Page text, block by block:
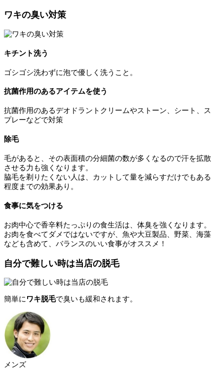
ワキの臭い対策
キチント洗う
ゴシゴシ洗わずに泡で優しく洗うこと。
抗菌作用のあるアイテムを使う
抗菌作用のあるデオドラントクリームやストーン、シート、ス
プレーなどで対策
除毛
毛があると、その表面積の分細菌の数が多くなるので汗を拡散
させる力も強くなります。
脇毛を剃りたくない人は、カットして量を減らすだけでもある
程度までの効果あり。
食事に気をつける
お肉中心で香辛料たっぷりの食生活は、体臭を強くなります。
お肉を食べてダメではないですが、魚や大豆製品、野菜、海藻
なども含めて、バランスのいい食事がオススメ！
自分で難しい時は当店の脱毛
簡単に ワキ脱毛で臭いも緩和されます。
メンズ